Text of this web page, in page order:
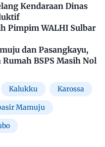
Kendaraan Dinas
Pimpim WALHI Sulbar
dan Pasangkayu,
BSPS Masih Nol
Kalukku Karossa
Mamuju